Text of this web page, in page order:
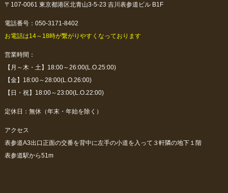
〒107-0061 東京都港区北青山3-5-23 吉川表参道ビル B1F
電話番号：050-3171-8402
お電話は14～18時が繋がりやすくなっております
営業時間：
【月～木・土】18:00～26:00(L.O.25:00)
【金】18:00～28:00(L.O.26:00)
【日・祝】18:00～23:00(L.O.22:00)
定休日：無休（年末・年始を除く）
アクセス
表参道A3出口正面の交番を背中に左手の小道を入って３軒隣の地下１階
表参道駅から51m